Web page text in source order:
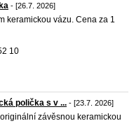
- [26.7. 2026]
keramickou vázu. Cena za 1
10
polička s v ... - [23.7. 2026]
závěsnou keramickou